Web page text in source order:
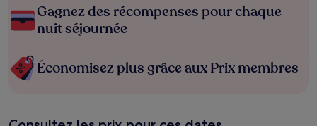
Gagnez des récompenses pour chaque
nuit séjournée
Économisez plus grâce aux Prix membres